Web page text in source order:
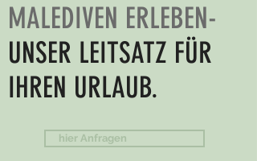
MALEDIVEN ERLEBEN-
UNSER LEITSATZ FÜR
IHREN URLAUB.
hier Anfragen